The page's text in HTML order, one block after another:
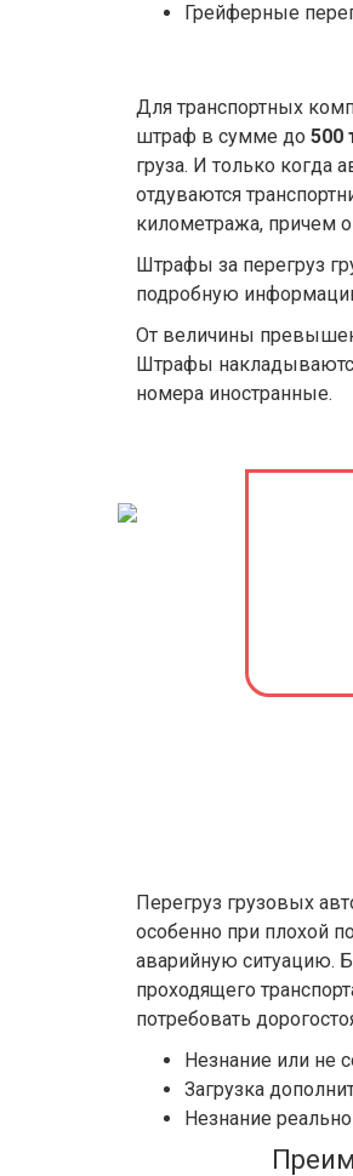
Грейферные
Для транспортных
штраф в сумме до 500
груза. И только когда
отдуваются
километража, причем
Штрафы за перегруз
подробную
От величины
Штрафы
номера иностранные.
Перегруз грузовых
особенно при плохой
аварийную ситуацию.
проходящего
потребовать
Незнание или не
Загрузка
Незнание